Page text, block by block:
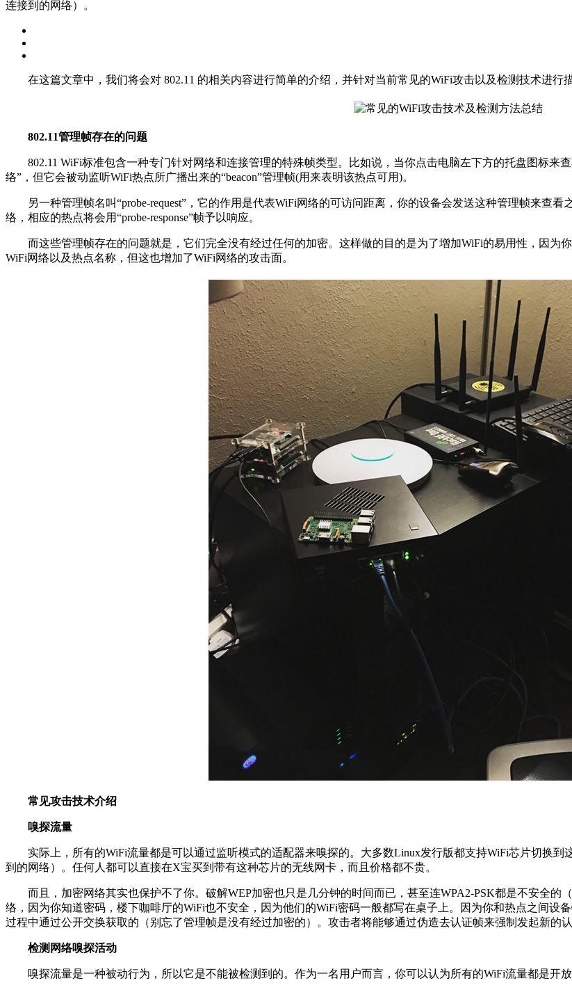
连接到的网络）。
在这篇文章中，我们将会对 802.11 的相关内容进行简单的介绍，并针对当前常见的WiFi攻击以及检测技术进行描
802.11管理帧存在的问题
802.11 WiFi标准包含一种专门针对网络和连接管理的特殊帧类型。比如说，当你点击电脑左下方的托盘图标来
络”，但它会被动监听WiFi热点所广播出来的“beacon”管理帧(用来表明该热点可用)。
另一种管理帧名叫“probe-request”，它的作用是代表WiFi网络的可访问距离，你的设备会发送这种管理帧来查看
络，相应的热点将会用“probe-response”帧予以响应。
而这些管理帧存在的问题就是，它们完全没有经过任何的加密。这样做的目的是为了增加WiFi的易用性，因为
WiFi网络以及热点名称，但这也增加了WiFi网络的攻击面。
常见攻击技术介绍
嗅探流量
实际上，所有的WiFi流量都是可以通过监听模式的适配器来嗅探的。大多数Linux发行版都支持WiFi芯片切换到
到的网络）。任何人都可以直接在X宝买到带有这种芯片的无线网卡，而且价格都不贵。
而且，加密网络其实也保护不了你。破解WEP加密也只是几分钟的时间而已，甚至连WPA2-PSK都是不安全的
络，因为你知道密码，楼下咖啡厅的WiFi也不安全，因为他们的WiFi密码一般都写在桌子上。因为你和热点之间设
过程中通过公开交换获取的（别忘了管理帧是没有经过加密的）。攻击者将能够通过伪造去认证帧来强制发起新的
检测网络嗅探活动
嗅探流量是一种被动行为，所以它是不能被检测到的。作为一名用户而言，你可以认为所有的WiFi流量都是开放